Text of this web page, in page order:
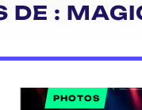
DE :
PHOTOS